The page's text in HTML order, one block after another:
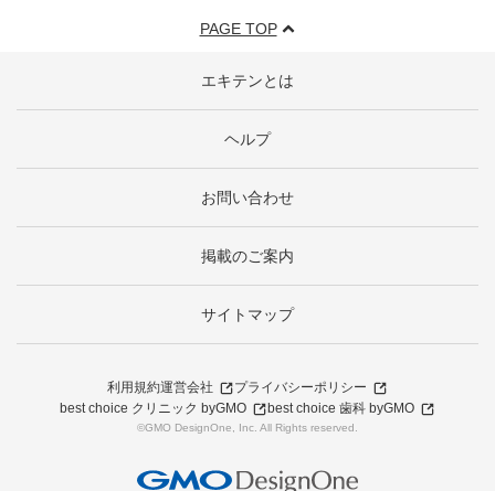
PAGE TOP
エキテンとは
ヘルプ
お問い合わせ
掲載のご案内
サイトマップ
利用規約運営会社
プライバシーポリシー
best choice クリニック byGMO
best choice 歯科 byGMO
©GMO DesignOne, Inc. All Rights reserved.